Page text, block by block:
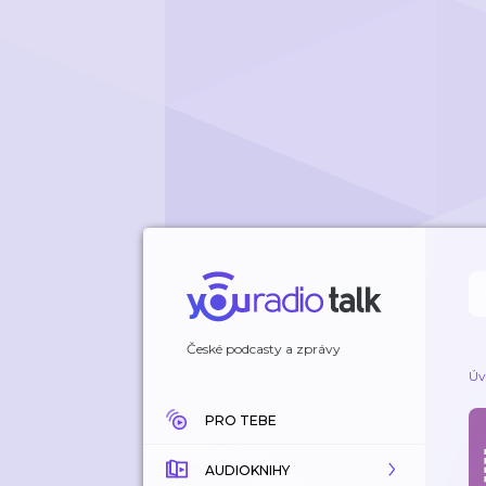
České podcasty a zprávy
PRO TEBE
AUDIOKNIHY